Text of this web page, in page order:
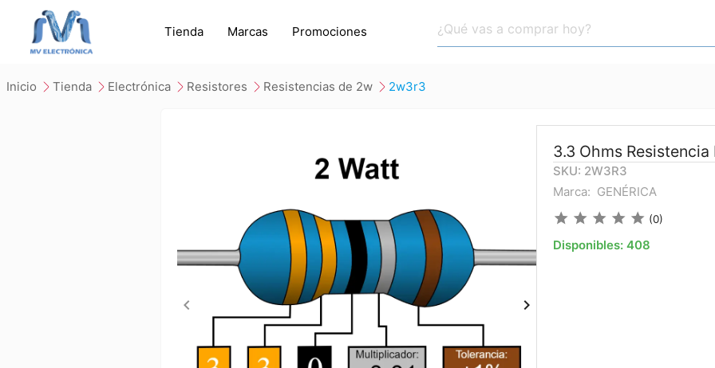
Tienda Marcas Promociones
inicio tienda electrónica resistores resistencias de 2w 2w3r3
3.3 Ohms Resistencia
SKU: 2W3R3
Marca: GENÉRICA
star star star star star (0)
Disponibles: 408